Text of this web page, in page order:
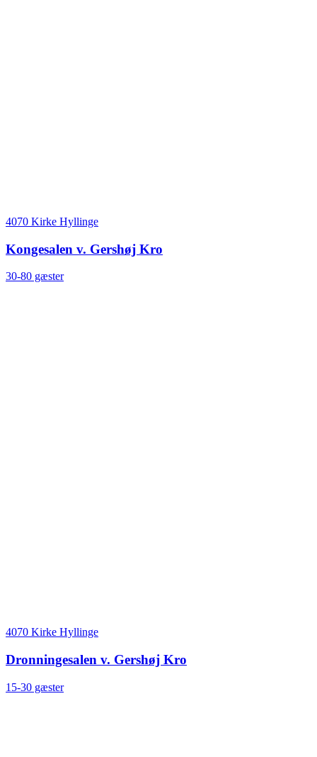
4070 Kirke Hyllinge
Kongesalen v. Gershøj Kro
30-80 gæster
4070 Kirke Hyllinge
Dronningesalen v. Gershøj Kro
15-30 gæster